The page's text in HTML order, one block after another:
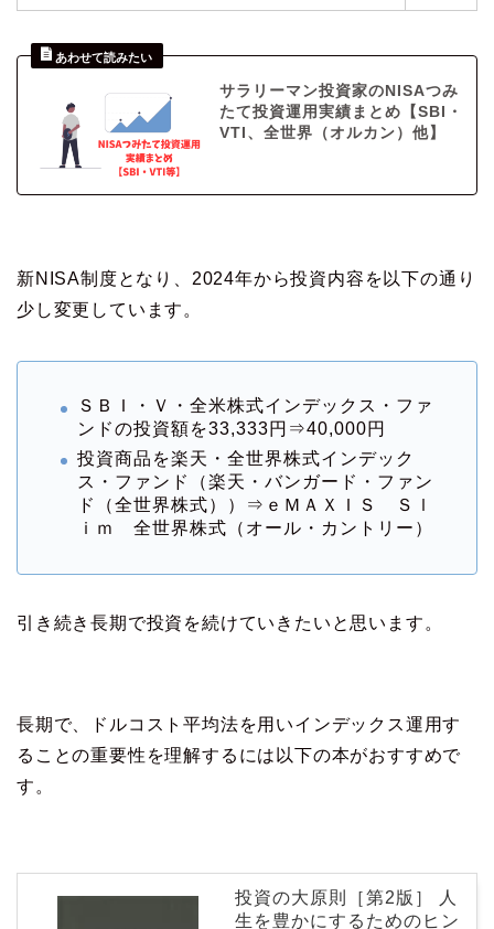
サラリーマン投資家のNISAつみ
たて投資運用実績まとめ【SBI・
VTI、全世界（オルカン）他】
新NISA制度となり、2024年から投資内容を以下の通り
少し変更しています。
ＳＢＩ・Ｖ・全米株式インデックス・ファ
ンドの投資額を33,333円⇒40,000円
投資商品を楽天・全世界株式インデック
ス・ファンド（楽天・バンガード・ファン
ド（全世界株式））⇒ｅＭＡＸＩＳ Ｓｌ
ｉｍ 全世界株式（オール・カントリー）
引き続き長期で投資を続けていきたいと思います。
長期で、ドルコスト平均法を用いインデックス運用す
ることの重要性を理解するには以下の本がおすすめで
す。
投資の大原則［第2版］ 人
生を豊かにするためのヒン